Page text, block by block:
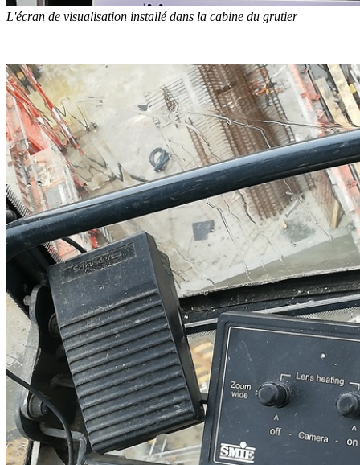
L'écran de visualisation installé dans la cabine du grutier